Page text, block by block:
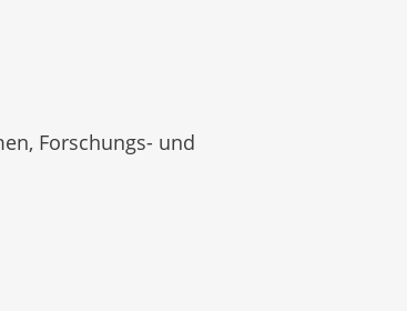
Forschungs- und